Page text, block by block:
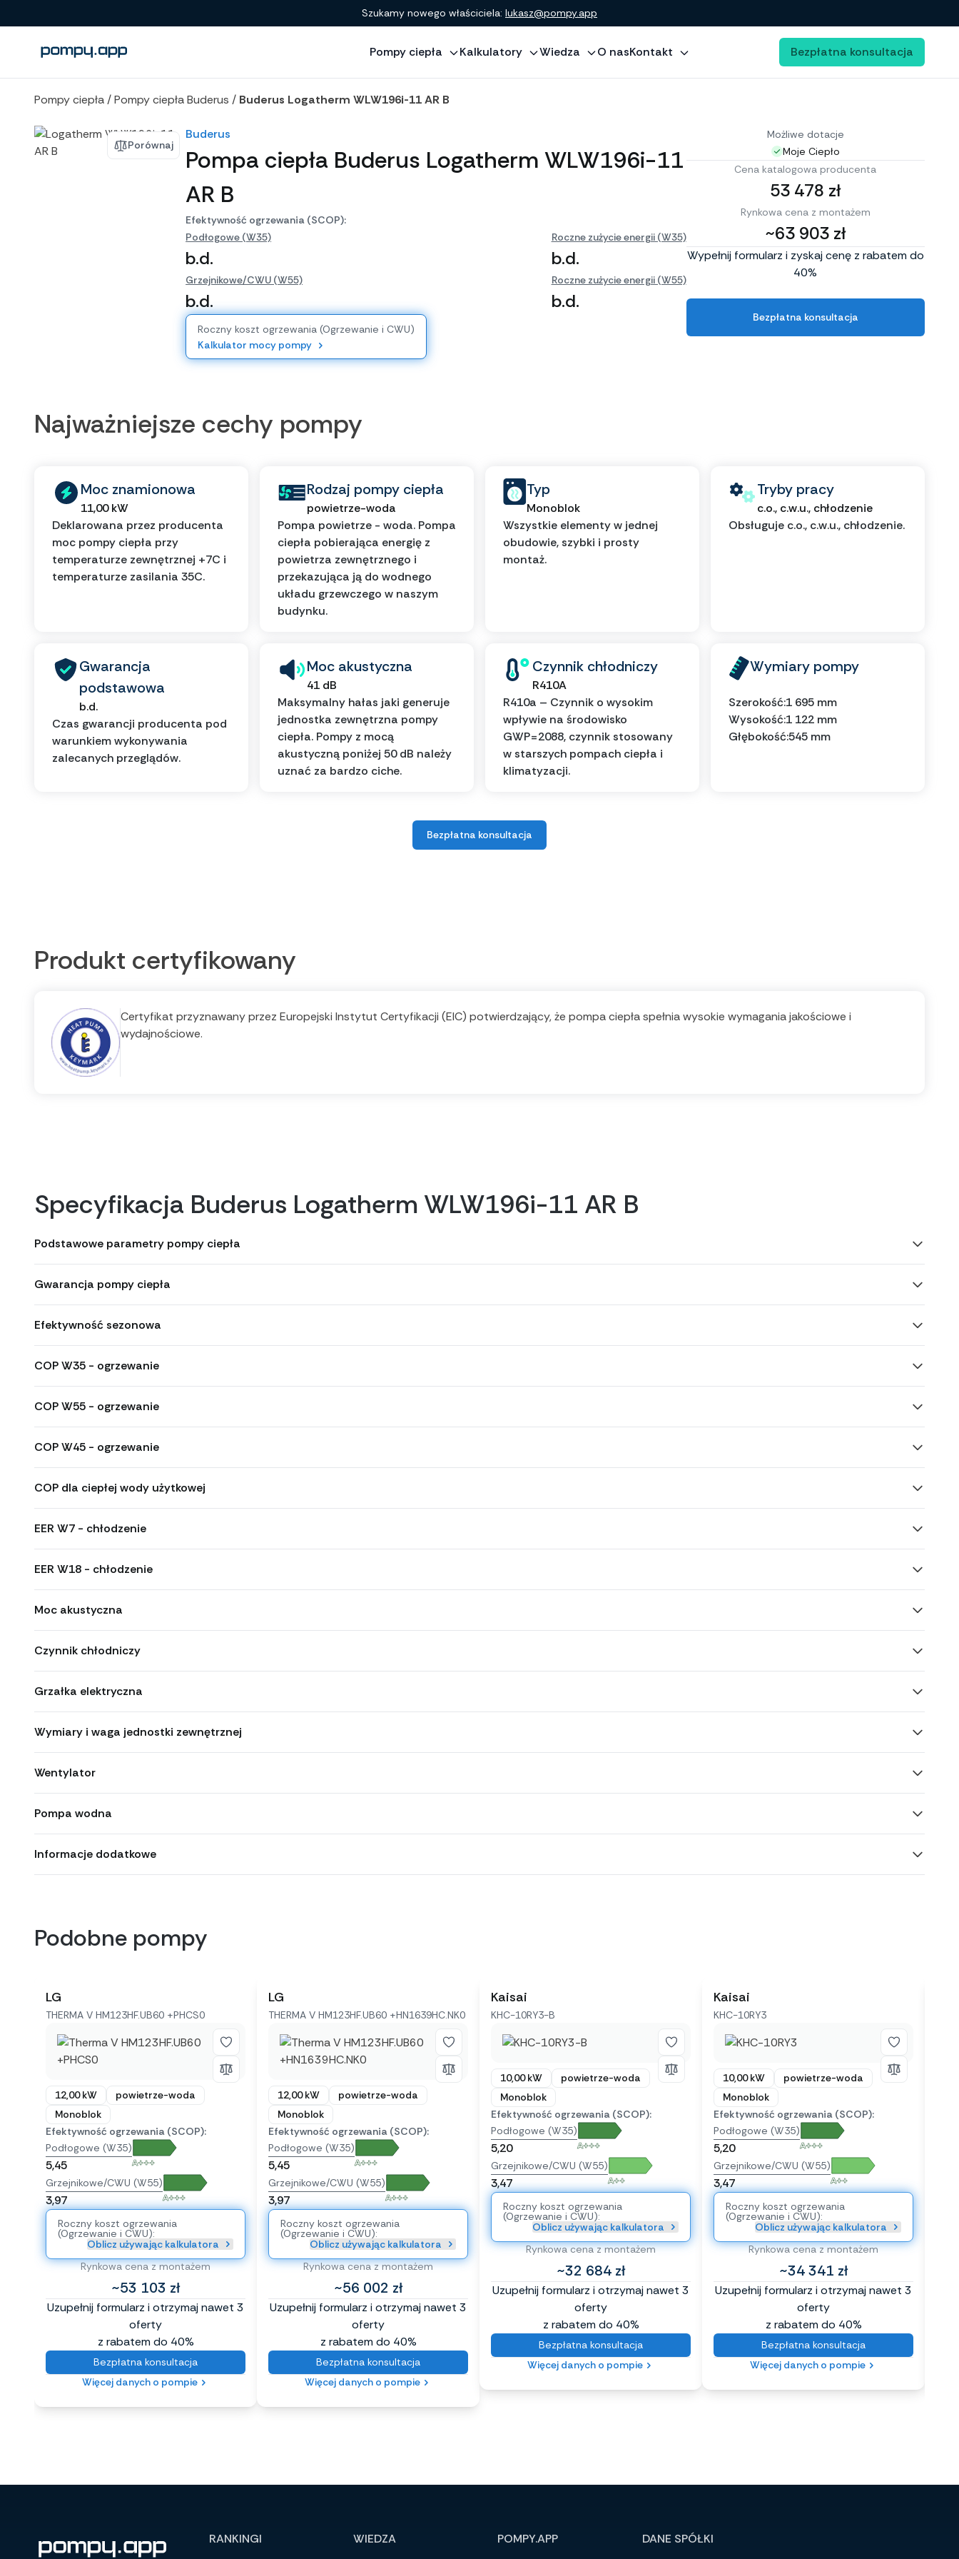
Szukamy nowego właściciela: lukasz@pompy.app
Pompy ciepła Kalkulatory Wiedza O nasKontakt Bezpłatna konsultacja
Pompy ciepła /Pompy ciepła Buderus / Buderus Logatherm WLW196i-11 AR B
Porównaj
Buderus
Pompa ciepła Buderus Logatherm WLW196i-11
AR B
Efektywność ogrzewania (SCOP):
Podłogowe (W35)
b.d.
Roczne zużycie energii (W35)
b.d.
Grzejnikowe/CWU (W55)
b.d.
Roczne zużycie energii (W55)
b.d.
Roczny koszt ogrzewania (Ogrzewanie i CWU)
Kalkulator mocy pompy
Możliwe dotacje
Moje Ciepło
Cena katalogowa producenta
53 478 zł
Rynkowa cena z montażem
~63 903 zł
Wypełnij formularz i zyskaj cenę z rabatem do
40%
Bezpłatna konsultacja
Najważniejsze cechy pompy
Moc znamionowa
11,00 kW
Deklarowana przez producenta
moc pompy ciepła przy
temperaturze zewnętrznej +7C i
temperaturze zasilania 35C.
Rodzaj pompy ciepła
powietrze-woda
Pompa powietrze - woda. Pompa
ciepła pobierająca energię z
powietrza zewnętrznego i
przekazująca ją do wodnego
układu grzewczego w naszym
budynku.
Typ
Monoblok
Wszystkie elementy w jednej
obudowie, szybki i prosty
montaż.
Tryby pracy
c.o., c.w.u., chłodzenie
Obsługuje c.o., c.w.u., chłodzenie.
Gwarancja
podstawowa
b.d.
Czas gwarancji producenta pod
warunkiem wykonywania
zalecanych przeglądów.
Moc akustyczna
41 dB
Maksymalny hałas jaki generuje
jednostka zewnętrzna pompy
ciepła. Pompy z mocą
akustyczną poniżej 50 dB należy
uznać za bardzo ciche.
Czynnik chłodniczy
R410A
R410a – Czynnik o wysokim
wpływie na środowisko
GWP=2088, czynnik stosowany
w starszych pompach ciepła i
klimatyzacji.
Wymiary pompy
Szerokość:1 695 mm
Wysokość:1 122 mm
Głębokość:545 mm
Bezpłatna konsultacja
Produkt certyfikowany
Certyfikat przyznawany przez Europejski Instytut Certyfikacji (EIC) potwierdzający, że pompa ciepła spełnia wysokie wymagania jakościowe i
wydajnościowe.
Specyfikacja Buderus Logatherm WLW196i-11 AR B
Podstawowe parametry pompy ciepła
Gwarancja pompy ciepła
Efektywność sezonowa
COP W35 - ogrzewanie
COP W55 - ogrzewanie
COP W45 - ogrzewanie
COP dla ciepłej wody użytkowej
EER W7 - chłodzenie
EER W18 - chłodzenie
Moc akustyczna
Czynnik chłodniczy
Grzałka elektryczna
Wymiary i waga jednostki zewnętrznej
Wentylator
Pompa wodna
Informacje dodatkowe
Podobne pompy
LG
THERMA V HM123HF.UB60 +PHCS0
12,00 kW
powietrze-woda
Monoblok
Efektywność ogrzewania (SCOP):
Podłogowe (W35)
5,45 A+++
Grzejnikowe/CWU (W55)
3,97 A+++
Roczny koszt ogrzewania
(Ogrzewanie i CWU):
Oblicz używając kalkulatora
Rynkowa cena z montażem
~53 103 zł
Uzupełnij formularz i otrzymaj nawet 3
oferty
z rabatem do 40%
Bezpłatna konsultacja
Więcej danych o pompie
LG
THERMA V HM123HF.UB60 +HN1639HC.NK0
12,00 kW
powietrze-woda
Monoblok
Efektywność ogrzewania (SCOP):
Podłogowe (W35)
5,45 A+++
Grzejnikowe/CWU (W55)
3,97 A+++
Roczny koszt ogrzewania
(Ogrzewanie i CWU):
Oblicz używając kalkulatora
Rynkowa cena z montażem
~56 002 zł
Uzupełnij formularz i otrzymaj nawet 3
oferty
z rabatem do 40%
Bezpłatna konsultacja
Więcej danych o pompie
Kaisai
KHC-10RY3-B
10,00 kW
powietrze-woda
Monoblok
Efektywność ogrzewania (SCOP):
Podłogowe (W35)
5,20 A+++
Grzejnikowe/CWU (W55)
3,47 A++
Roczny koszt ogrzewania
(Ogrzewanie i CWU):
Oblicz używając kalkulatora
Rynkowa cena z montażem
~32 684 zł
Uzupełnij formularz i otrzymaj nawet 3
oferty
z rabatem do 40%
Bezpłatna konsultacja
Więcej danych o pompie
Kaisai
KHC-10RY3
10,00 kW
powietrze-woda
Monoblok
Efektywność ogrzewania (SCOP):
Podłogowe (W35)
5,20 A+++
Grzejnikowe/CWU (W55)
3,47 A++
Roczny koszt ogrzewania
(Ogrzewanie i CWU):
Oblicz używając kalkulatora
Rynkowa cena z montażem
~34 341 zł
Uzupełnij formularz i otrzymaj nawet 3
oferty
z rabatem do 40%
Bezpłatna konsultacja
Więcej danych o pompie
RANKINGI
WIEDZA
POMPY.APP
DANE SPÓŁKI